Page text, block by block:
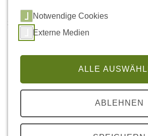
STARTSEITE
...
DEPOSITIONMESSSTANDORT:
Luftschadstoff-
Notwendige Cookies
Externe Medien
ALLE
ABLEHNEN